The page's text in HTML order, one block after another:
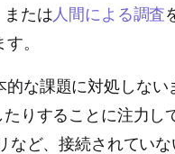
または人間による調査
。
な課題に対処しない
りすることに注力し
など、接続されてい